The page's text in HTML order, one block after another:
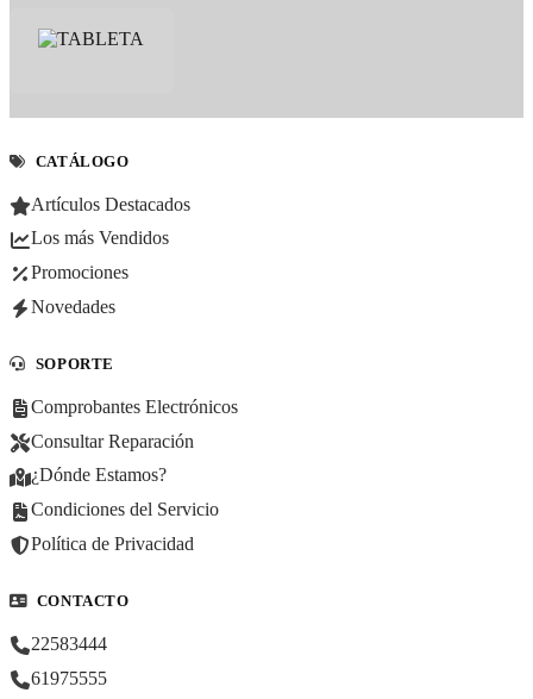
CATÁLOGO
Artículos Destacados
Los más Vendidos
Promociones
Novedades
SOPORTE
Comprobantes Electrónicos
Consultar Reparación
¿Dónde Estamos?
Condiciones del Servicio
Política de Privacidad
CONTACTO
22583444
61975555